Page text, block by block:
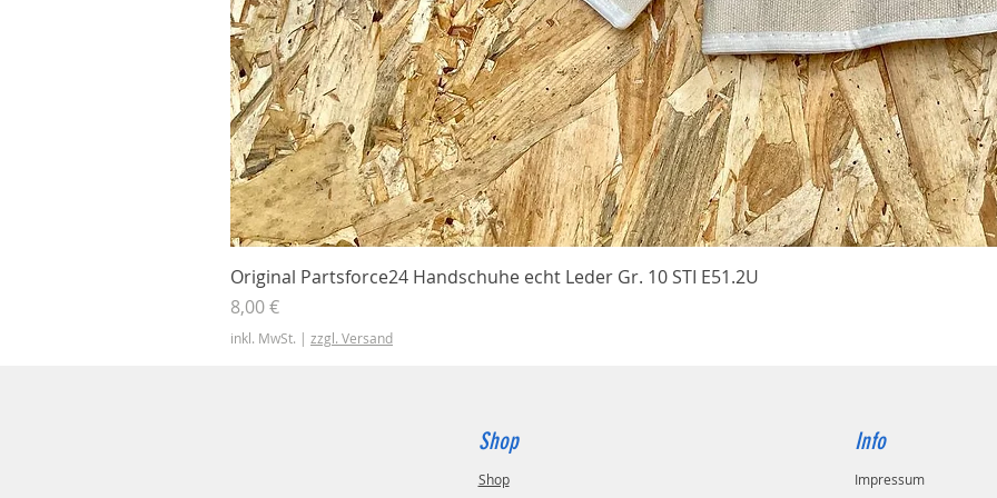
Schnellansicht
Original Partsforce24 Handschuhe echt Leder Gr. 10 STI E51.2U
Preis
8,00 €
inkl. MwSt. | zzgl. Versand
Shop
Shop
Info
Impressum